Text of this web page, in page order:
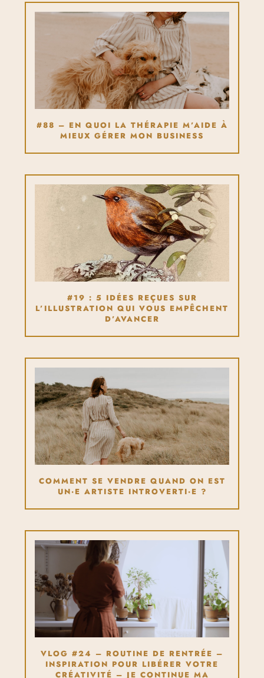
#88 – EN QUOI LA THÉRAPIE M’AIDE À
MIEUX GÉRER MON BUSINESS
#19 : 5 IDÉES REÇUES SUR
L’ILLUSTRATION QUI VOUS EMPÊCHENT
D’AVANCER
COMMENT SE VENDRE QUAND ON EST
UN·E ARTISTE INTROVERTI·E ?
VLOG #24 – ROUTINE DE RENTRÉE –
INSPIRATION POUR LIBÉRER VOTRE
CRÉATIVITÉ – JE CONTINUE MA